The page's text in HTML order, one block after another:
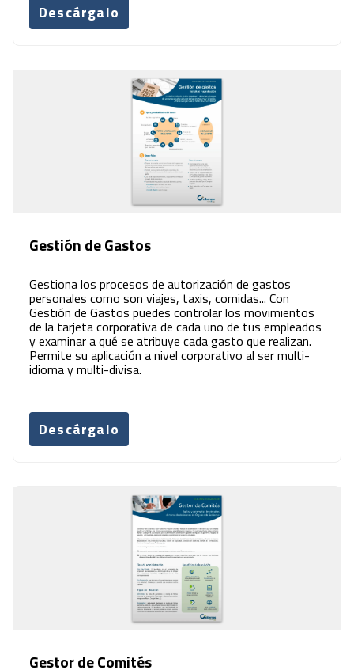
Descárgalo
Gestión de Gastos
Gestiona los procesos de autorización de gastos
personales como son viajes, taxis, comidas... Con
Gestión de Gastos puedes controlar los movimientos
de la tarjeta corporativa de cada uno de tus empleados
y examinar a qué se atribuye cada gasto que realizan.
Permite su aplicación a nivel corporativo al ser multi-
idioma y multi-divisa.
Descárgalo
Gestor de Comités